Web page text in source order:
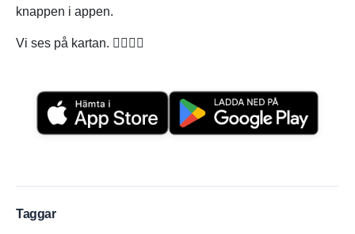
knappen i appen.
Vi ses på kartan. 🚴‍♀️🚴‍♂️
Taggar